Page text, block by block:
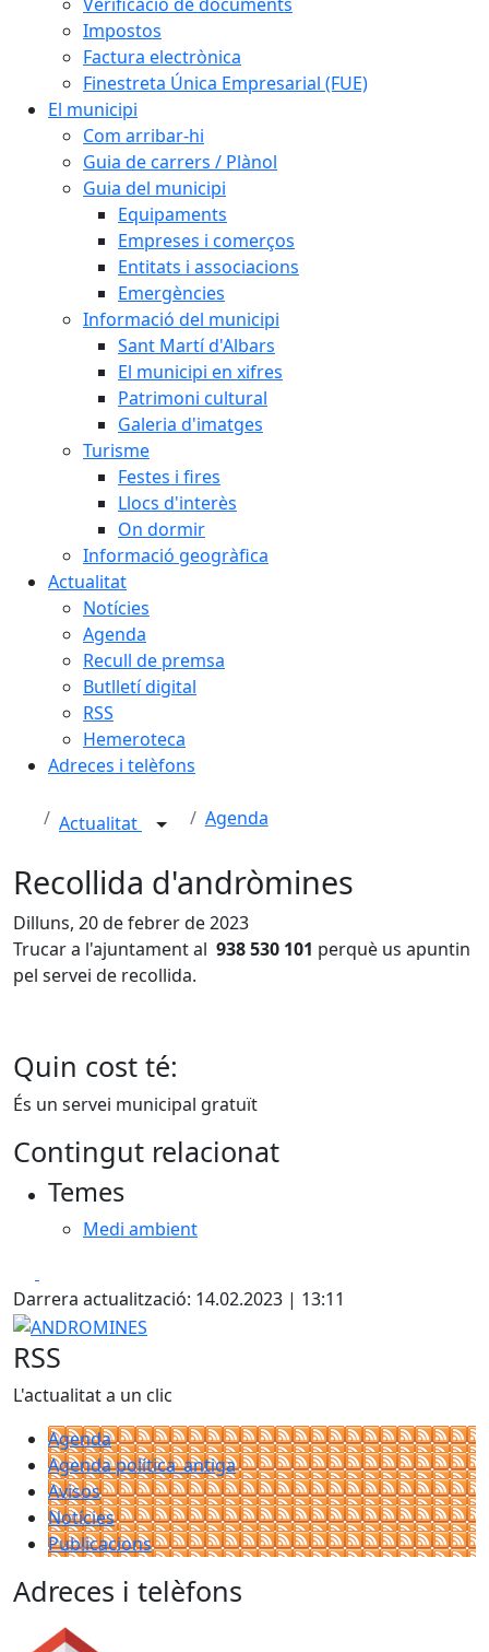
Impostos
Factura electrònica
Finestreta Única Empresarial (FUE)
El municipi
Com arribar-hi
Guia de carrers / Plànol
Guia del municipi
Equipaments
Empreses i comerços
Entitats i associacions
Emergències
Informació del municipi
Sant Martí d'Albars
El municipi en xifres
Patrimoni cultural
Galeria d'imatges
Turisme
Festes i fires
Llocs d'interès
On dormir
Informació geogràfica
Actualitat
Notícies
Agenda
Recull de premsa
Butlletí digital
RSS
Hemeroteca
Adreces i telèfons
Actualitat Agenda
Recollida d'andròmines
Dilluns, 20 de febrer de 2023
Trucar a l'ajuntament al 938 530 101 perquè us apuntin
pel servei de recollida.
Quin cost té:
És un servei municipal gratuït
Contingut relacionat
Temes
Medi ambient
Darrera actualització: 14.02.2023 | 13:11
ANDROMINES
RSS
L'actualitat a un clic
Agenda
Agenda política_antiga
Avisos
Notícies
Publicacions
Adreces i telèfons